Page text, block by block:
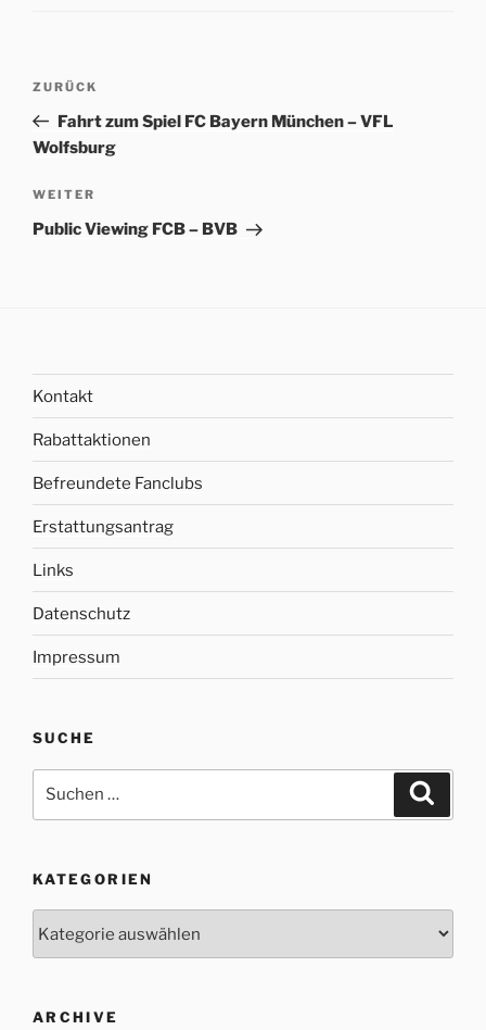
Beitrags-
Vorheriger
Beitrag
ZURÜCK
Fahrt zum Spiel FC Bayern München – VFL
Wolfsburg
Nächster
Beitrag
WEITER
Public Viewing FCB – BVB
Kontakt
Rabattaktionen
Befreundete Fanclubs
Erstattungsantrag
Links
Datenschutz
Impressum
SUCHE
nach:
KATEGORIEN
ARCHIVE